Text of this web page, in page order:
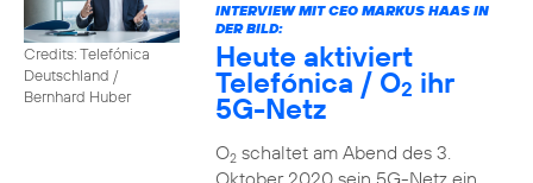
Credits: Telefónica
Deutschland /
Bernhard Huber
INTERVIEW MIT CEO MARKUS HAAS IN
DER BILD:
Heute aktiviert
Telefónica / O2 ihr
5G-Netz
O2schaltet am Abend des 3.
Oktober 2020 sein 5G-Netz ein